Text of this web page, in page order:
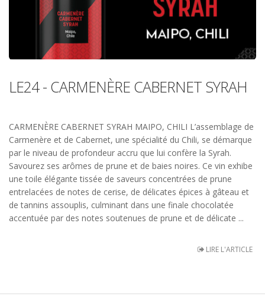
LE24 - CARMENÈRE CABERNET SYRAH
CARMENÈRE CABERNET SYRAH MAIPO, CHILI L’assemblage de
Carmenère et de Cabernet, une spécialité du Chili, se démarque
par le niveau de profondeur accru que lui confère la Syrah.
Savourez ses arômes de prune et de baies noires. Ce vin exhibe
une toile élégante tissée de saveurs concentrées de prune
entrelacées de notes de cerise, de délicates épices à gâteau et
de tannins assouplis, culminant dans une finale chocolatée
accentuée par des notes soutenues de prune et de délicate ...
LIRE L'ARTICLE